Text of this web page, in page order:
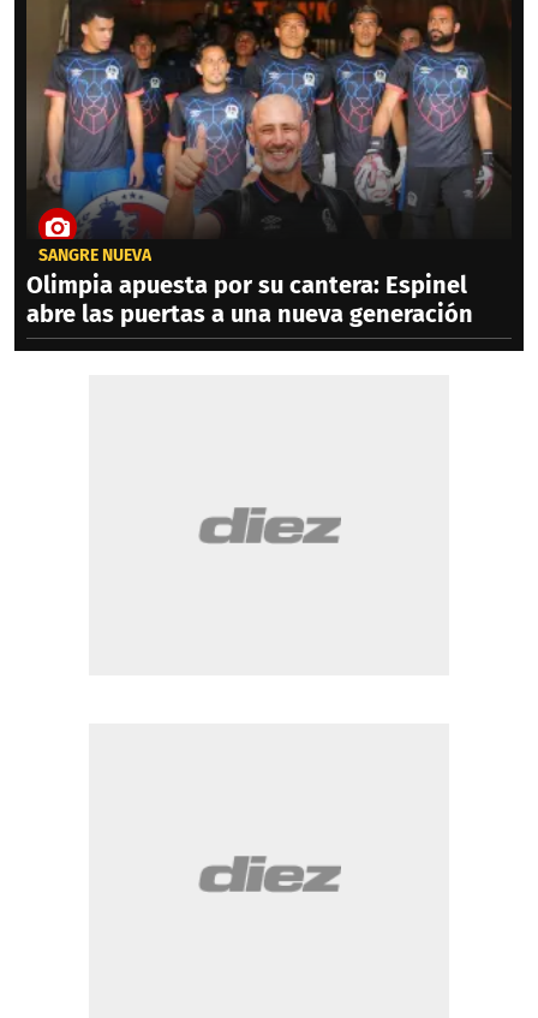
SANGRE NUEVA
Olimpia apuesta por su cantera: Espinel
abre las puertas a una nueva generación